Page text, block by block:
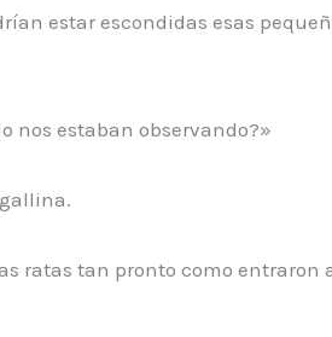
estar escondidas esas
nos estaban observando?»
ratas tan pronto como